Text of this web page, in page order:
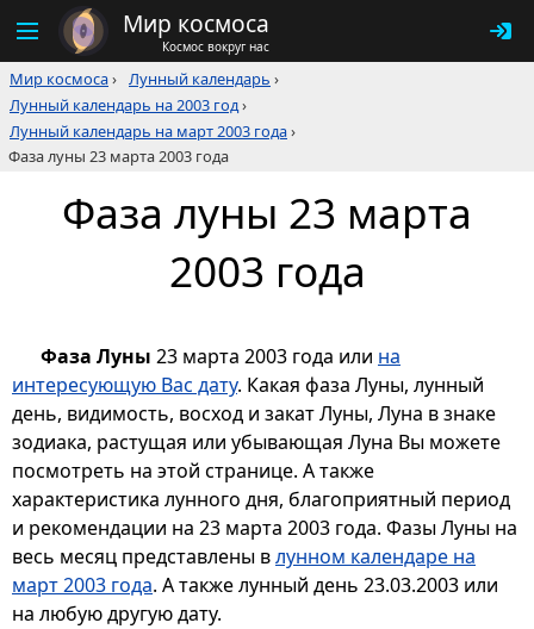
Мир космоса
Космос вокруг нас
Мир космоса› Лунный календарь ›
Лунный календарь на 2003 год›
Лунный календарь на март 2003 года›
Фаза луны 23 марта 2003 года
Фаза луны 23 марта
2003 года
Фаза Луны 23 марта 2003 года или на
интересующую Вас дату. Какая фаза Луны, лунный
день, видимость, восход и закат Луны, Луна в знаке
зодиака, растущая или убывающая Луна Вы можете
посмотреть на этой странице. А также
характеристика лунного дня, благоприятный период
и рекомендации на 23 марта 2003 года. Фазы Луны на
весь месяц представлены влунном календаре на
март 2003 года. А также лунный день 23.03.2003 или
на любую другую дату.